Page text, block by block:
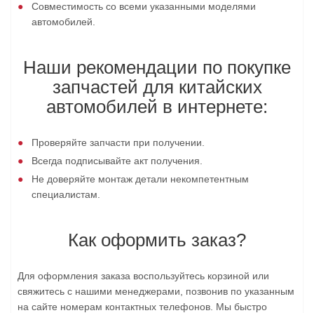
Совместимость со всеми указанными моделями
автомобилей.
Наши рекомендации по покупке
запчастей для китайских
автомобилей в интернете:
Проверяйте запчасти при получении.
Всегда подписывайте акт получения.
Не доверяйте монтаж детали некомпетентным
специалистам.
Как оформить заказ?
Для оформления заказа воспользуйтесь корзиной или
свяжитесь с нашими менеджерами, позвонив по указанным
на сайте номерам контактных телефонов. Мы быстро